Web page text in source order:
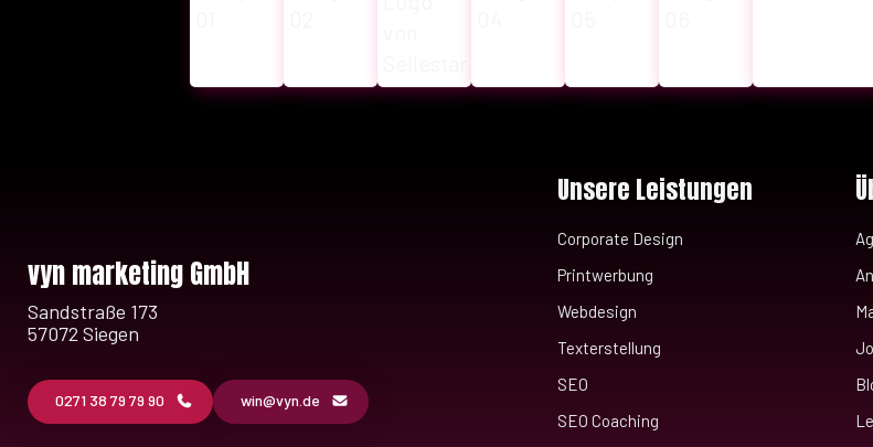
vyn marketing GmbH
Sandstraße 173
57072 Siegen
0271 38 79 79 90 win@vyn.de
Unsere Leistungen
Corporate Design
Printwerbung
Webdesign
Texterstellung
SEO
SEO Coaching